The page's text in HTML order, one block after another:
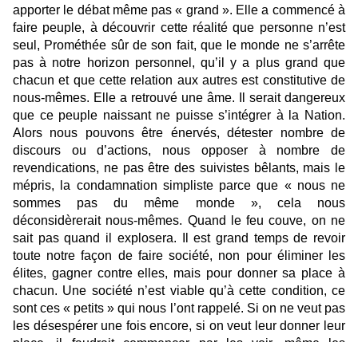
apporter le débat même pas « grand ». Elle a commencé à
faire peuple, à découvrir cette réalité que personne n’est
seul, Prométhée sûr de son fait, que le monde ne s’arrête
pas à notre horizon personnel, qu’il y a plus grand que
chacun et que cette relation aux autres est constitutive de
nous-mêmes. Elle a retrouvé une âme. Il serait dangereux
que ce peuple naissant ne puisse s’intégrer à la Nation.
Alors nous pouvons être énervés, détester nombre de
discours ou d’actions, nous opposer à nombre de
revendications, ne pas être des suivistes bêlants, mais le
mépris, la condamnation simpliste parce que « nous ne
sommes pas du même monde », cela nous
déconsidèrerait nous-mêmes. Quand le feu couve, on ne
sait pas quand il explosera. Il est grand temps de revoir
toute notre façon de faire société, non pour éliminer les
élites, gagner contre elles, mais pour donner sa place à
chacun. Une société n’est viable qu’à cette condition, ce
sont ces « petits » qui nous l’ont rappelé. Si on ne veut pas
les désespérer une fois encore, si on veut leur donner leur